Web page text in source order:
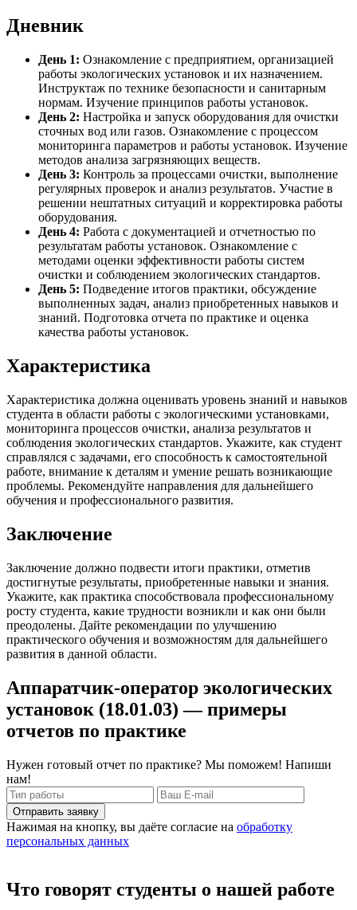
Дневник
День 1: Ознакомление с предприятием, организацией
работы экологических установок и их назначением.
Инструктаж по технике безопасности и санитарным
нормам. Изучение принципов работы установок.
День 2: Настройка и запуск оборудования для очистки
сточных вод или газов. Ознакомление с процессом
мониторинга параметров и работы установок. Изучение
методов анализа загрязняющих веществ.
День 3: Контроль за процессами очистки, выполнение
регулярных проверок и анализ результатов. Участие в
решении нештатных ситуаций и корректировка работы
оборудования.
День 4: Работа с документацией и отчетностью по
результатам работы установок. Ознакомление с
методами оценки эффективности работы систем
очистки и соблюдением экологических стандартов.
День 5: Подведение итогов практики, обсуждение
выполненных задач, анализ приобретенных навыков и
знаний. Подготовка отчета по практике и оценка
качества работы установок.
Характеристика
Характеристика должна оценивать уровень знаний и навыков
студента в области работы с экологическими установками,
мониторинга процессов очистки, анализа результатов и
соблюдения экологических стандартов. Укажите, как студент
справлялся с задачами, его способность к самостоятельной
работе, внимание к деталям и умение решать возникающие
проблемы. Рекомендуйте направления для дальнейшего
обучения и профессионального развития.
Заключение
Заключение должно подвести итоги практики, отметив
достигнутые результаты, приобретенные навыки и знания.
Укажите, как практика способствовала профессиональному
росту студента, какие трудности возникли и как они были
преодолены. Дайте рекомендации по улучшению
практического обучения и возможностям для дальнейшего
развития в данной области.
Аппаратчик-оператор экологических
установок (18.01.03) — примеры
отчетов по практике
Нужен готовый отчет по практике? Мы поможем! Напиши
нам!
Отправить заявку
Нажимая на кнопку, вы даёте согласие на обработку
персональных данных
Что говорят студенты о нашей работе